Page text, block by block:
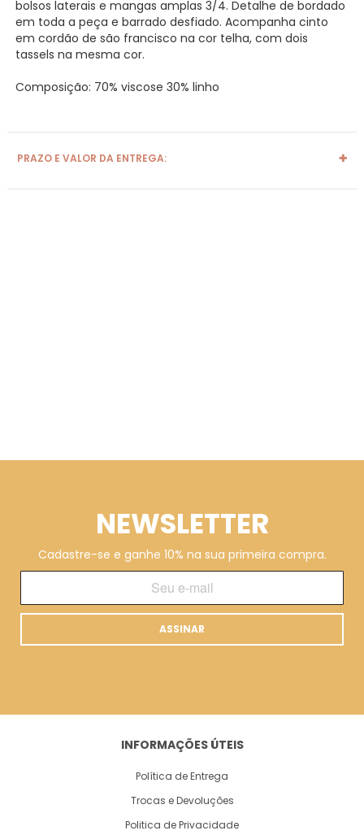
bolsos laterais e mangas amplas 3/4. Detalhe de bordado
em toda a peça e barrado desfiado. Acompanha cinto
em cordão de são francisco na cor telha, com dois
tassels na mesma cor.
Composição: 70% viscose 30% linho
PRAZO E VALOR DA ENTREGA:
NEWSLETTER
Cadastre-se e ganhe 10% na sua primeira compra.
ASSINAR
INFORMAÇÕES ÚTEIS
Política de Entrega
Trocas e Devoluções
Politica de Privacidade